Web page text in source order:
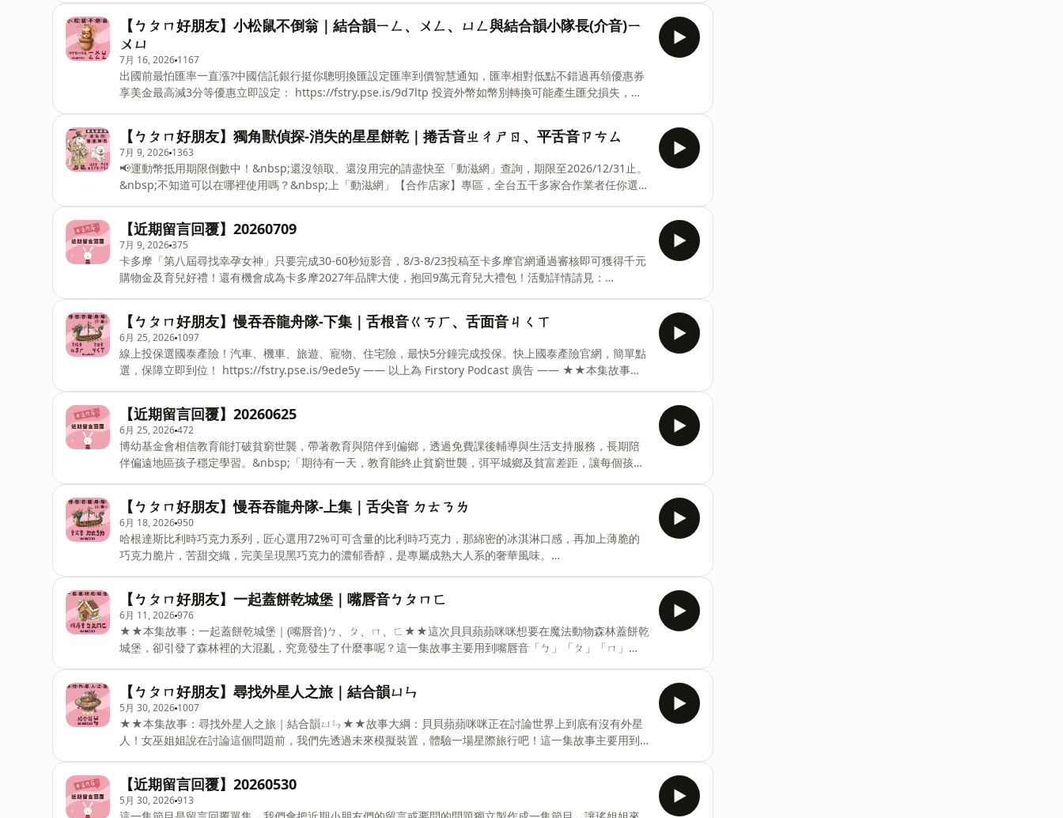
到！打倒慌張小怪獸｜注音ㄚㄛㄜㄝ★★貝貝蘋蘋咪咪約好星期天早上八點，要搭乘「森林特快車」去向日
葵山谷野餐，貝貝卻差點來不及趕上火車，不僅襪子不見了，連食物都沒帶。公雞站長神祕地說，貝貝應該
是遇到怪獸了...--------這一集故事幫大家複習注音ㄚㄛㄜㄝ。拼音的時候，ㄚㄛㄜㄝ經常放在下面。注音藏在
故事中，小朋友們一起來找一找故事裡面哪些字有用到「ㄚ」、「ㄛ」、「ㄜ」、「ㄝ」。👉幼小銜接總複
習-ㄚㄛㄜㄝ---連載故事《ㄅㄆㄇ好朋友》，描述(ㄅ)貝貝(ㄆ)蘋蘋(ㄇ)
【ㄅㄆㄇ好朋友】小松鼠不倒翁｜結合韻ㄧㄥ、ㄨㄥ、ㄩㄥ與結合韻小隊長(介音)ㄧ
ㄨㄩ
7月 16, 2026 1167
出國前最怕匯率一直漲?中國信託銀行挺你聰明換匯設定匯率到價智慧通知，匯率相對低點不錯過再領優惠券
享美金最高減3分等優惠立即設定： https://fstry.pse.is/9d7ltp 投資外幣如幣別轉換可能產生匯兌損失，應
集故事：小松鼠不倒翁｜結合韻ㄧㄥ、ㄨㄥ、ㄩㄥ與結合韻小隊長(介音)ㄧㄨㄩ★★森林裡的老鷹先生在貝貝
蘋蘋咪咪不在的時候，偷偷動了他們的玩具「小松鼠不倒翁」，本來以為沒人看到就不會被發現，沒想
到......--------這一集故事幫大家複習結合韻小隊長(介音)ㄧㄨㄩ，學習三拼音之前須先熟悉結合韻。知道ㄧㄨ
ㄩ的功用以後，試著把結合韻當中最難記憶的大魔王其中之三「ㄧㄥ」、「ㄨㄥ」、「ㄩㄥ」帶著大家拼
讀。注音藏在故事中，小朋友們一起來找一找故事裡面哪些字
【ㄅㄆㄇ好朋友】獨角獸偵探-消失的星星餅乾｜捲舌音ㄓㄔㄕㄖ、平舌音ㄗㄘㄙ
7月 9, 2026 1363
📢運動幣抵用期限倒數中！&nbsp;還沒領取、還沒用完的請盡快至「動滋網」查詢，期限至2026/12/31止。
&nbsp;不知道可以在哪裡使用嗎？&nbsp;上「動滋網」【合作店家】專區，全台五千多家合作業者任你選，
Firstory Podcast 廣告 —— ★★本集故事：獨角獸偵探-消失的星星餅乾｜捲舌音ㄓㄔㄕㄖ、平舌音ㄗㄘㄙ
★★貝貝蘋蘋咪咪放暑假，竟然遇到了傳說中糖果森林裡...憑著敏銳嗅覺和過人智商，偵辦了數不清件謎案
的名偵探「獨角獸」和他的天然呆助手「棉花糖」...這一集故事主要用到捲舌音「ㄓ」「ㄔ」「ㄕ」「ㄖ」、
平舌音「ㄗ」「ㄘ」「ㄙ」。注音藏在故事中，小朋友們一起來找一找故事裡面哪些字有用到注音「ㄓ」
「ㄔ」「ㄕ」「ㄖ」
【近期留言回覆】20260709
7月 9, 2026375
卡多摩「第八屆尋找幸孕女神」只要完成30-60秒短影音，8/3-8/23投稿至卡多摩官網通過審核即可獲得千元
購物金及育兒好禮！還有機會成為卡多摩2027年品牌大使，抱回9萬元育兒大禮包！活動詳情請見：
我們會把小朋友們的留言或要問的問題獨立製作成一集節目，讓瑤姐姐來一一回覆喔。---《瑤姐姐說故事》
Podcast節目是一個陪伴孩子、傳達寓意的說故事節目由瑤姐姐、黛比共同主持每週上架新故事#跟黛比一起
從生活中學習#一人分飾多角聲演#親子共聽FB｜IG｜各大平台收聽相關連結 https://linktr.ee/yaos.story合
作邀約 : yaos.story@gmail.com小額贊助支持我們創作更多內容：贊助連結 https://
【ㄅㄆㄇ好朋友】慢吞吞龍舟隊-下集｜舌根音ㄍㄎㄏ、舌面音ㄐㄑㄒ
6月 25, 2026 1097
線上投保選國泰產險！汽車、機車、旅遊、寵物、住宅險，最快5分鐘完成投保。快上國泰產險官網，簡單點
選，保障立即到位！ https://fstry.pse.is/9ede5y —— 以上為 Firstory Podcast 廣告 —— ★★本集故事：
蘋咪咪贏得比賽呢...讓我們繼續看下去...這一集故事主要用到舌根音「ㄍ」「ㄎ」「ㄏ」、舌面音「ㄐ」
「ㄑ」「ㄒ」。注音藏在故事中，小朋友們一起來找一找故事裡面哪些字有用到注音「ㄍ」「ㄎ」「ㄏ」
「ㄐ」「ㄑ」「ㄒ」。👉幼小銜接總複習-舌根音「ㄍ」「ㄎ」「ㄏ」、舌面音「ㄐ」「ㄑ」「ㄒ」---連載故
事《ㄅㄆㄇ好朋友》，描述(ㄅ)貝貝(ㄆ)蘋蘋(ㄇ)咪咪三位好朋友的生活故事，聽故事學注音，每一集會發現一
個新注音。《ㄅㄆㄇ好朋友》不定期更新喔！Youtube
【近期留言回覆】20260625
6月 25, 2026472
博幼基金會相信教育能打破貧窮世襲，帶著教育與陪伴到偏鄉，透過免費課後輔導與生活支持服務，長期陪
伴偏遠地區孩子穩定學習。&nbsp;「期待有一天，教育能終止貧窮世襲，弭平城鄉及貧富差距，讓每個孩子
Podcast 廣告 —— 這一集節目是留言回覆單集，我們會把小朋友們的留言或要問的問題獨立製作成一集節
目，讓瑤姐姐來一一回覆喔。---《瑤姐姐說故事》Podcast節目是一個陪伴孩子、傳達寓意的說故事節目由瑤
姐姐、黛比共同主持每週上架新故事#跟黛比一起從生活中學習#一人分飾多角聲演#親子共聽FB｜IG｜各大
平台收聽相關連結 https://linktr.ee/yaos.story合作邀約 : yaos.story@gmail.com小
【ㄅㄆㄇ好朋友】慢吞吞龍舟隊-上集｜舌尖音 ㄉㄊㄋㄌ
6月 18, 2026950
哈根達斯比利時巧克力系列，匠心選用72%可可含量的比利時巧克力，那綿密的冰淇淋口感，再加上薄脆的
巧克力脆片，苦甜交織，完美呈現黑巧克力的濃郁香醇，是專屬成熟大人系的奢華風味。
隊-上集｜(舌尖音)ㄉ ㄊ ㄋ ㄌ★★夏天的糖果森林正要舉行熱鬧的龍舟大賽，貝貝蘋蘋咪咪除了好朋友卡皮
巴拉，卻只剩下蝸牛、樹懶、烏龜這三位「慢半拍」選手可以組隊，整支慢吞吞到不行的隊伍ㄧ進入特訓階
段，令隊長貝貝大崩潰，笑料百出...這一集故事主要用到舌尖音「ㄉ」「ㄊ」「ㄋ」「ㄌ」。瑤姐姐把用到舌
尖發音的「ㄉ」「ㄊ」「ㄋ」「ㄌ」都編進故事裡喔！注音藏在故事中，小朋友們一起來找一找故事裡面哪
些字有用到注音「ㄉ」「ㄊ」「ㄋ」「ㄌ」。👉幼小銜接總複習-舌尖音「ㄉ」「ㄊ
【ㄅㄆㄇ好朋友】一起蓋餅乾城堡｜嘴唇音ㄅㄆㄇㄈ
6月 11, 2026976
★★本集故事：一起蓋餅乾城堡｜(嘴唇音)ㄅ、ㄆ、ㄇ、ㄈ★★這次貝貝蘋蘋咪咪想要在魔法動物森林蓋餅乾
城堡，卻引發了森林裡的大混亂，究竟發生了什麼事呢？這一集故事主要用到嘴唇音「ㄅ」「ㄆ」「ㄇ」
一起來找一找故事裡面哪些字有用到「ㄅ」「ㄆ」「ㄇ」和「ㄈ」。👉幼小銜接總複習-嘴唇音「ㄅ」「ㄆ」
「ㄇ」「ㄈ」---連載故事《ㄅㄆㄇ好朋友》，描述(ㄅ)貝貝(ㄆ)蘋蘋(ㄇ)咪咪三位好朋友的生活故事，聽故事學
注音，每一集會發現一個新注音。《ㄅㄆㄇ好朋友》不定期更新喔！Youtube也可以看到有字幕的影片版！
(本集影片版製作中，稍晚上架)https://youtu.be/orROT__mgrM---《瑤姐姐說故事》Podcast節目是一個陪
伴孩子、傳達寓意的說故事節目由瑤姐姐、黛比共同主持#跟黛比一起從生活中學習#一
【ㄅㄆㄇ好朋友】尋找外星人之旅｜結合韻ㄩㄣ
5月 30, 2026 1007
★★本集故事：尋找外星人之旅｜結合韻ㄩㄣ★★故事大綱：貝貝蘋蘋咪咪正在討論世界上到底有沒有外星
人！女巫姐姐說在討論這個問題前，我們先透過未來模擬裝置，體驗一場星際旅行吧！這一集故事主要用到
連載故事《ㄅㄆㄇ好朋友》，描述(ㄅ)貝貝(ㄆ)蘋蘋(ㄇ)咪咪三位好朋友的生活故事，聽故事學注音，每一集會
發現一個新注音。《ㄅㄆㄇ好朋友》不定期更新喔！Youtube也可以看到有字幕的影片版！
https://youtu.be/bwrGzR-6hXw---《瑤姐姐說故事》Podcast節目是一個陪伴孩子、傳達寓意的說故事節目
【近期留言回覆】20260530
5月 30, 2026913